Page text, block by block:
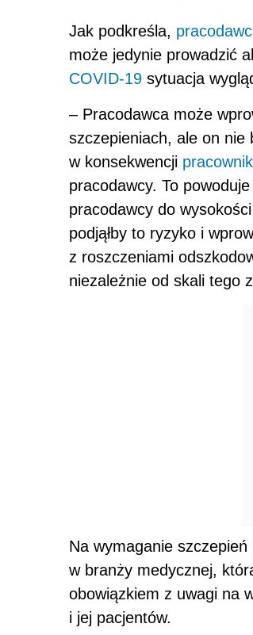
Jak podkreśla,
może jedynie prowadzić
COVID-19 sytuacja
– Pracodawca może
szczepieniach, ale on nie
w konsekwencji pracownik
pracodawcy. To
pracodawcy do
podjąłby to ryzyko i
z roszczeniami
niezależnie od skali tego
Na wymaganie
w branży medycznej,
obowiązkiem z uwagi na
i jej pacjentów.